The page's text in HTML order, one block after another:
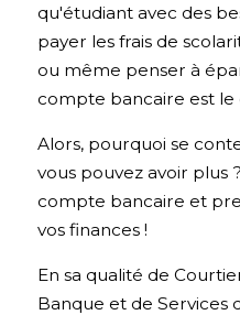
qu'étudiant avec des
payer les frais de
ou même penser à
compte bancaire est le
Alors, pourquoi se
vous pouvez avoir plus
compte bancaire et
vos finances !
En sa qualité de
Banque et de Services